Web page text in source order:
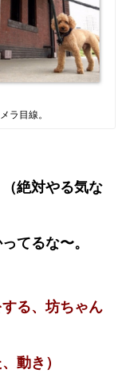
目線。
絶対やる気な
てるな〜。
る、坊ちゃん
動き）